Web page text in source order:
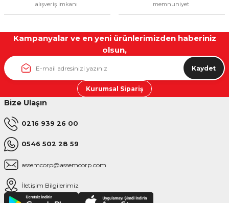
alışveriş imkanı
memnuniyet
Kampanyalar ve en yeni ürünlerimizden haberiniz
olsun,
Kaydet
Kurumsal Sipariş
Bize Ulaşın
0216 939 26 00
0546 502 28 59
assemcorp@assemcorp.com
İletişim Bilgilerimiz